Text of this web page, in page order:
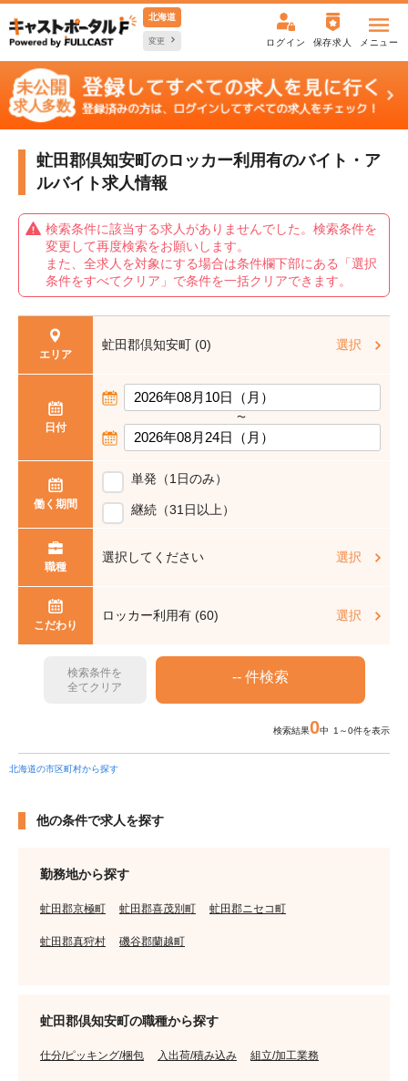
北海道
変更 ログイン 保存求人 メニュー
虻田郡倶知安町のロッカー利用有のバイト・ア
ルバイト求人情報
検索条件に該当する求人がありませんでした。検索条件を
変更して再度検索をお願いします。
また、全求人を対象にする場合は条件欄下部にある「選択
条件をすべてクリア」で条件を一括クリアできます。
エリア
虻田郡倶知安町 (0) 選択
日付
〜
働く期間
単発（1日のみ）
継続（31日以上）
職種
選択してください 選択
こだわり
ロッカー利用有 (60) 選択
検索条件を
全てクリア
検索結果0中 1～0件を表示
北海道の市区町村から探す
他の条件で求人を探す
勤務地から探す
虻田郡京極町 虻田郡喜茂別町 虻田郡ニセコ町
虻田郡真狩村 磯谷郡蘭越町
虻田郡倶知安町の職種から探す
仕分/ピッキング/梱包 入出荷/積み込み 組立/加工業務